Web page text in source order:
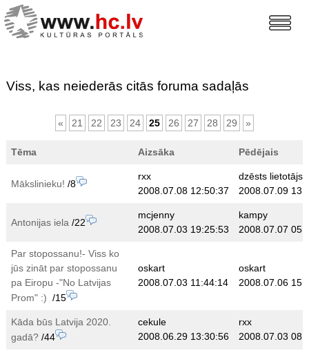
Viss, kas neiederās citās foruma sadaļās
« 21 22 23 24 25 26 27 28 29 »
Tēma Aizsāka Pēdējais
Mākslinieku! /8
rxx
2008.07.08 12:50:37
dzēsts lietotājs
2008.07.09
Antonijas iela /22
mcjenny
2008.07.03 19:25:53
kampy
2008.07.07
Par stopossanu!- Viss ko
jūs zināt par stopossanu
pa Eiropu -"No Latvijas
Prom" :) /15
oskart
2008.07.03 11:44:14
oskart
2008.07.06
Kāda būs Latvija 2020.
gadā?/44
cekule
2008.06.29 13:30:56
rxx
2008.07.03